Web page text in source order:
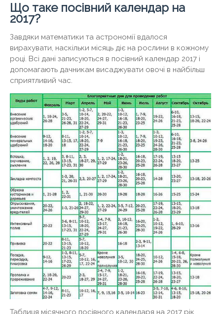
Що таке посівний календар на
2017?
Завдяки математики та астрономії вдалося
вирахувати, наскільки місяць діє на рослини в кожному
році. Всі дані записуються в посівний календар 2017 і
допомагають дачникам висаджувати овочі в найбільш
сприятливий час.